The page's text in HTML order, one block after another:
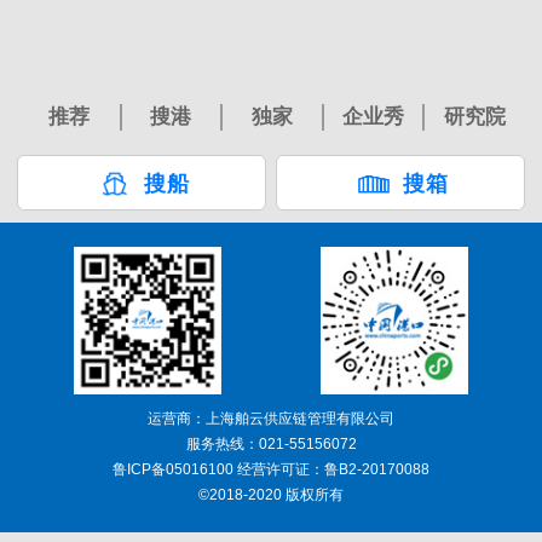
推荐 搜港 独家 企业秀 研究院
搜船 搜箱
运营商：上海舶云供应链管理有限公司
服务热线：021-55156072
鲁ICP备05016100 经营许可证：鲁B2-20170088
©2018-2020 版权所有